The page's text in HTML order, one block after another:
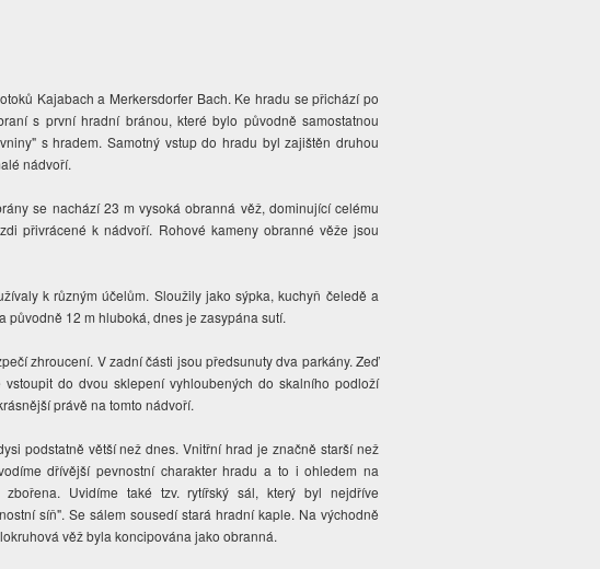
Kajabach a Merkersdorfer Bach. Ke hradu se přichází po
s první hradní bránou, které bylo původně samostatnou
s hradem. Samotný vstup do hradu byl zajištěn druhou
nádvoří.
se nachází 23 m vysoká obranná věž, dominující celému
přivrácené k nádvoří. Rohové kameny obranné věže jsou
k různým účelům. Sloužily jako sýpka, kuchyň čeledě a
12 m hluboká, dnes je zasypána sutí.
zhroucení. V zadní části jsou předsunuty dva parkány. Zeď
do dvou sklepení vyhloubených do skalního podloží
právě na tomto nádvoří.
podstatně větší než dnes. Vnitřní hrad je značně starší než
dřívější pevnostní charakter hradu a to i ohledem na
Uvidíme také tzv. rytířský sál, který byl nejdříve
síň". Se sálem sousedí stará hradní kaple. Na východně
věž byla koncipována jako obranná.